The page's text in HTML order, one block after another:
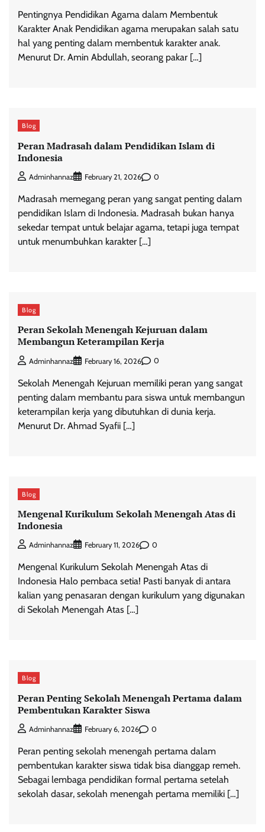
Pentingnya Pendidikan Agama dalam Membentuk
Karakter Anak Pendidikan agama merupakan salah satu
hal yang penting dalam membentuk karakter anak.
Menurut Dr. Amin Abdullah, seorang pakar […]
Blog
Peran Madrasah dalam Pendidikan Islam di
Indonesia
Adminhannaz February 21, 2026 0
Madrasah memegang peran yang sangat penting dalam
pendidikan Islam di Indonesia. Madrasah bukan hanya
sekedar tempat untuk belajar agama, tetapi juga tempat
untuk menumbuhkan karakter […]
Blog
Peran Sekolah Menengah Kejuruan dalam
Membangun Keterampilan Kerja
Adminhannaz February 16, 2026 0
Sekolah Menengah Kejuruan memiliki peran yang sangat
penting dalam membantu para siswa untuk membangun
keterampilan kerja yang dibutuhkan di dunia kerja.
Menurut Dr. Ahmad Syafii […]
Blog
Mengenal Kurikulum Sekolah Menengah Atas di
Indonesia
Adminhannaz February 11, 2026 0
Mengenal Kurikulum Sekolah Menengah Atas di
Indonesia Halo pembaca setia! Pasti banyak di antara
kalian yang penasaran dengan kurikulum yang digunakan
di Sekolah Menengah Atas […]
Blog
Peran Penting Sekolah Menengah Pertama dalam
Pembentukan Karakter Siswa
Adminhannaz February 6, 2026 0
Peran penting sekolah menengah pertama dalam
pembentukan karakter siswa tidak bisa dianggap remeh.
Sebagai lembaga pendidikan formal pertama setelah
sekolah dasar, sekolah menengah pertama memiliki […]